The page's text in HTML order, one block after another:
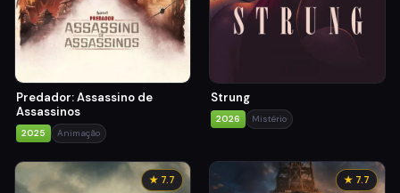
Predador: Assassino de
Assassinos
2025 Animação
Strung
2026 Mistério
★ 7.7 ★ 7.7